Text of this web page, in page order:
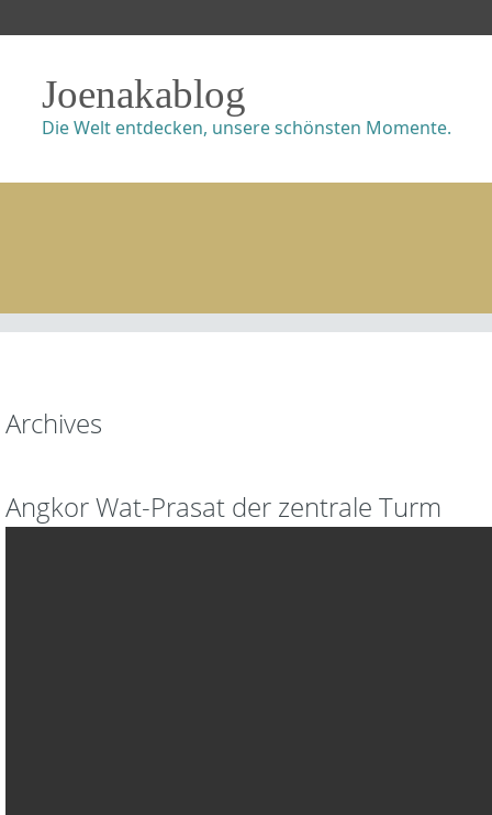
Joenakablog
Die Welt entdecken, unsere schönsten Momente.
Archives
Angkor Wat-Prasat der zentrale Turm